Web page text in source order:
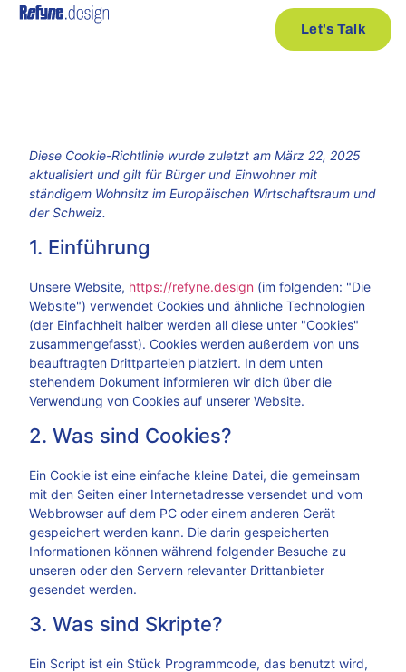
Let's Talk
Diese Cookie-Richtlinie wurde zuletzt am März 22, 2025
aktualisiert und gilt für Bürger und Einwohner mit
ständigem Wohnsitz im Europäischen Wirtschaftsraum und
der Schweiz.
1. Einführung
Unsere Website, https://refyne.design (im folgenden: "Die
Website") verwendet Cookies und ähnliche Technologien
(der Einfachheit halber werden all diese unter "Cookies"
zusammengefasst). Cookies werden außerdem von uns
beauftragten Drittparteien platziert. In dem unten
stehendem Dokument informieren wir dich über die
Verwendung von Cookies auf unserer Website.
2. Was sind Cookies?
Ein Cookie ist eine einfache kleine Datei, die gemeinsam
mit den Seiten einer Internetadresse versendet und vom
Webbrowser auf dem PC oder einem anderen Gerät
gespeichert werden kann. Die darin gespeicherten
Informationen können während folgender Besuche zu
unseren oder den Servern relevanter Drittanbieter
gesendet werden.
3. Was sind Skripte?
Ein Script ist ein Stück Programmcode, das benutzt wird,